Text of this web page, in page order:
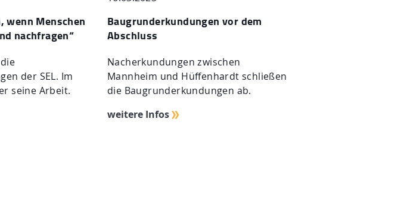
wenn Menschen
nachfragen“
der SEL. Im
seine Arbeit.
Baugrunderkundungen vor dem
Abschluss
Nacherkundungen zwischen
Mannheim und Hüffenhardt schließen
die Baugrunderkundungen ab.
weitere Infos